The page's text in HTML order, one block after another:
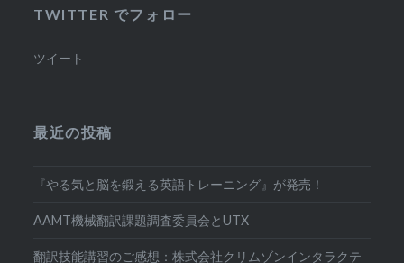
TWITTER でフォロー
ツイート
最近の投稿
『やる気と脳を鍛える英語トレーニング』が発売！
AAMT機械翻訳課題調査委員会とUTX
翻訳技能講習のご感想：株式会社クリムゾンインタラクテ